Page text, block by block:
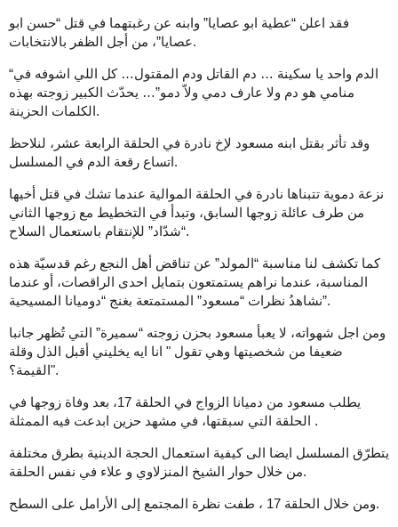
فقد اعلن “عطية ابو عصايا” وابنه عن رغبتهما في قتل “حسن ابو
عصايا”، من أجل الظفر بالانتخابات.
“الدم واحد يا سكينة … دم القاتل ودم المقتول… كل اللي اشوفه في
منامي هو دم ولا عارف دمي ولاّ دمو”… يحدّث الكبير زوجته بهذه
الكلمات الحزينة.
وقد تأثر بقتل ابنه مسعود لإخ نادرة في الحلقة الرابعة عشر، لنلاحظ
اتساع رقعة الدم في المسلسل.
نزعة دموية تتبناها نادرة في الحلقة الموالية عندما تشك في قتل أخيها
من طرف عائلة زوجها السابق، وتبدأ في التخطيط مع زوجها الثاني
“شدّاد” للإنتقام باستعمال السلاح.
كما تكشف لنا مناسبة “المولد” عن تناقض أهل النجع رغم قدسيّة هذه
المناسبة، عندما نراهم يستمتعون بتمايل احدى الراقصات، أو عندما
نشاهدُ نظرات “مسعود” المستمتعة بغنج “دوميانا المسيحية”.
ومن اجل شهواته، لا يعبأ مسعود بحزن زوجته “سميرة” التي تُظهر جانبا
ضعيفا من شخصيتها وهي تقول " انا ايه يخليني أقبل الذل وقلة
القيمة؟".
يطلب مسعود من دميانا الزواج في الحلقة 17، بعد وفاة زوجها في
الحلقة التي سبقتها، في مشهد حزين ابدعت فيه الممثلة .
يتطرّق المسلسل ايضا الى كيفية استعمال الحجة الدينية بطرق مختلفة
من خلال حوار الشيخ المنزلاوي و علاء في نفس الحلقة.
ومن خلال الحلقة 17 ، طفت نظرة المجتمع إلى الأرامل على السطح.